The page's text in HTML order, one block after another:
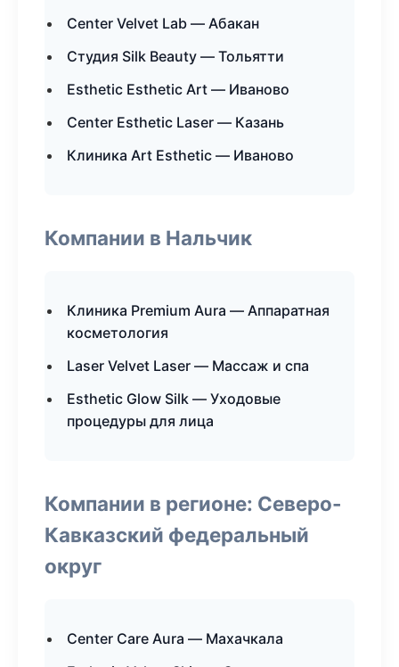
Center Velvet Lab — Абакан
Студия Silk Beauty — Тольятти
Esthetic Esthetic Art — Иваново
Center Esthetic Laser — Казань
Клиника Art Esthetic — Иваново
Компании в Нальчик
Клиника Premium Aura — Аппаратная
косметология
Laser Velvet Laser — Массаж и спа
Esthetic Glow Silk — Уходовые
процедуры для лица
Компании в регионе: Северо-
Кавказский федеральный
округ
Center Care Aura — Махачкала